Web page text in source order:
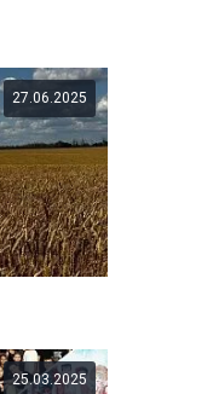
27.06.2025
25.03.2025